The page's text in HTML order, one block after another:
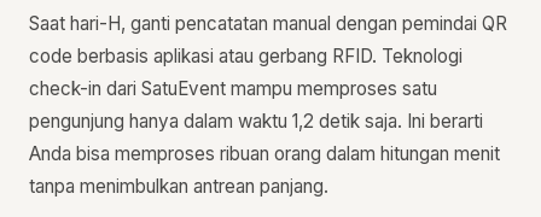
Saat hari-H, ganti pencatatan manual dengan pemindai QR
code berbasis aplikasi atau gerbang RFID. Teknologi
check-in dari SatuEvent mampu memproses satu
pengunjung hanya dalam waktu 1,2 detik saja. Ini berarti
Anda bisa memproses ribuan orang dalam hitungan menit
tanpa menimbulkan antrean panjang.